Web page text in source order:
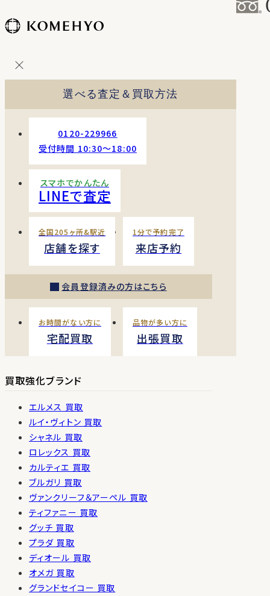
ン
選べる査定＆買取方法
0120-229966
受付時間 10:30〜18:00
スマホでかんたん
LINEで査定
全国205ヶ所&駅近
店舗を探す
1分で予約完了
来店予約
会員登録済みの方はこちら
お時間がない方に
宅配買取
品物が多い方に
出張買取
買取強化ブランド
エルメス 買取
ルイ・ヴィトン 買取
シャネル 買取
ロレックス 買取
カルティエ 買取
ブルガリ 買取
ヴァンクリーフ＆アーペル 買取
ティファニー 買取
グッチ 買取
プラダ 買取
ディオール 買取
オメガ 買取
グランドセイコー 買取